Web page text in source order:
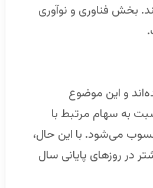
بخش فناوری و نوآوری
و این موضوع
به سهام مرتبط با
می‌شود. با این حال،
در روزهای پایانی سال